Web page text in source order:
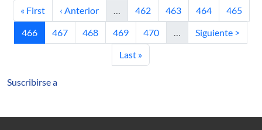
Primera página
« First Página anterior
‹ Anterior … Página
462 Página
463 Página
464 Página
465
Página actual
466 Página
467 Página
468 Página
469 Página
470 … Siguiente página
Siguiente >
Última página
Last »
Suscribirse a